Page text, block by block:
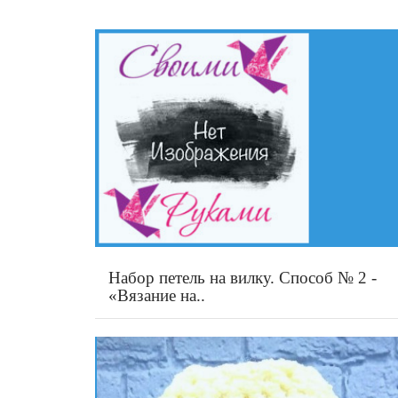
Набор петель на вилку. Способ № 2 -
«Вязание на..